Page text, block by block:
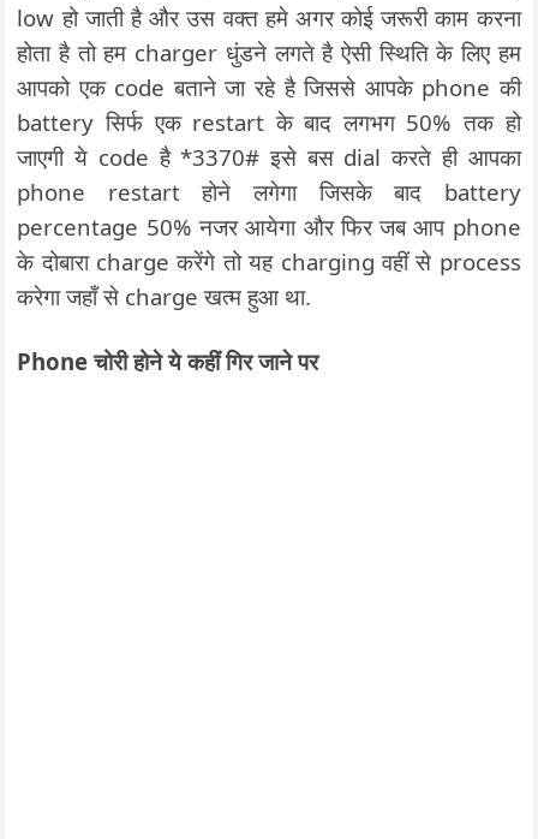
low हो जाती है और उस वक्त हमे अगर कोई जरूरी काम करना
होता है तो हम charger धुंडने लगते है ऐसी स्थिति के लिए हम
आपको एक code बताने जा रहे है जिससे आपके phone की
battery सिर्फ एक restart के बाद लगभग 50% तक हो
जाएगी ये code है *3370# इसे बस dial करते ही आपका
phone restart होने लगेगा जिसके बाद battery
percentage 50% नजर आयेगा और फिर जब आप phone
के दोबारा charge करेंगे तो यह charging वहीं से process
करेगा जहाँ से charge खत्म हुआ था.
Phone चोरी होने ये कहीं गिर जाने पर